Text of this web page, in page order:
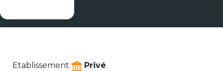
Etablissement Privé